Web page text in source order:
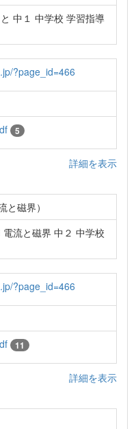
中１ 中学校 学習指導
?page_id=466
5
詳細を表示
と磁界）
流と磁界 中２ 中学校
?page_id=466
11
詳細を表示